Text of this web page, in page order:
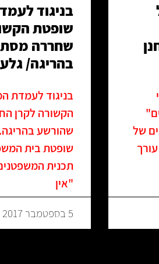
של
בניגוד
שופטת
שחררה
בהריגה/
בניגוד לעמדת
הקשורה לקרן
שהורשע
שופטת בית
תכנית
"אין
5 בספטמבר 2017